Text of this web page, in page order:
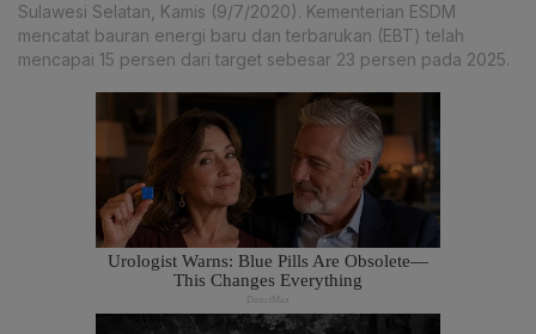
Sulawesi Selatan, Kamis (9/7/2020). Kementerian ESDM
mencatat bauran energi baru dan terbarukan (EBT) telah
mencapai 15 persen dari target sebesar 23 persen pada 2025.